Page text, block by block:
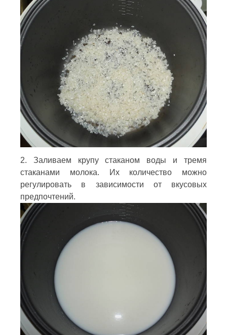
2. Заливаем крупу стаканом воды и тремя
стаканами молока. Их количество можно
регулировать в зависимости от вкусовых
предпочтений.